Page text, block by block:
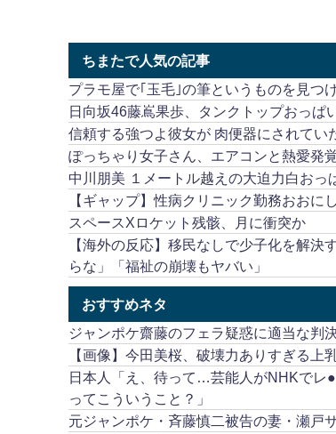
ちまたで人気の記事
プラモ屋で｢玉毛｣の筆というものを見つ
日向坂46藤嶌果歩、タンクトップおっぱ
信頼する強つよ彼女が 肉便器にされてい
ぽっちゃり女子さん、エアコンと熱愛発
中川朋美 １メートル越えの大迫力白おっ
【ギャップ】性病クリニック勤務おおに
スペースXロケット残骸、月に衝突か
【海外の反応】移民なしで少子化を解
らな」「福祉の崩壊もヤバい」
おすすめネタ
ジャンポケ齋藤のフェラ疑惑に適当な判
【画像】今田美桜、破壊力ありすぎる上乳
日本人「え、待って…芸能人がNHKでレ
ってこういうこと？」
元ジャンポケ・斉藤慎二被告の妻・瀬戸